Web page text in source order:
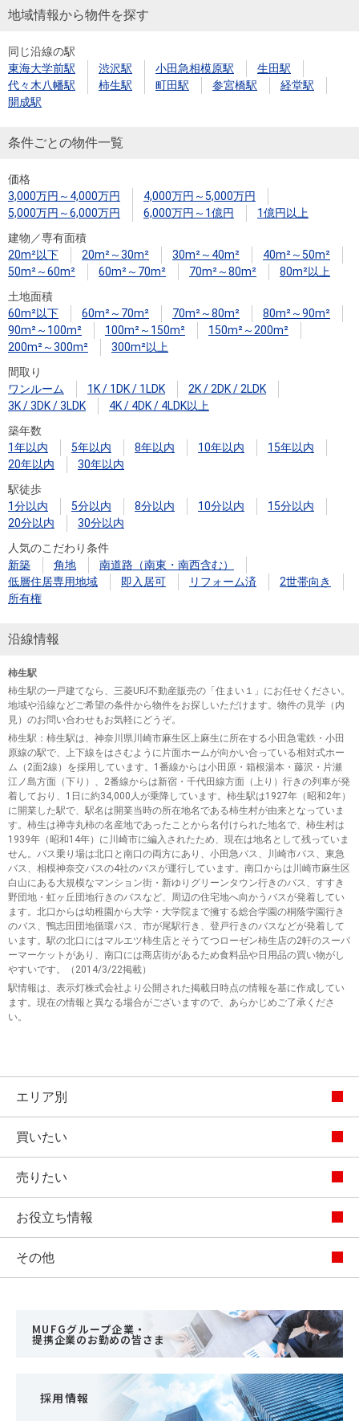
地域情報から物件を探す
同じ沿線の駅
東海大学前駅
渋沢駅 小田急相模原駅
生田駅
代々木八幡駅
柿生駅 町田駅 参宮橋駅
経堂駅
開成駅
条件ごとの物件一覧
価格
3,000万円～4,000万円
4,000万円～5,000万円
5,000万円～6,000万円
6,000万円～1億円
1億円以上
建物／専有面積
20m²以下
20m²～30m² 30m²～40m²
40m²～50m²
50m²～60m²
60m²～70m² 70m²～80m²
80m²以上
土地面積
60m²以下
60m²～70m² 70m²～80m²
80m²～90m²
90m²～100m²
100m²～150m²
150m²～200m²
200m²～300m²
300m²以上
間取り
ワンルーム
1K / 1DK / 1LDK
2K / 2DK / 2LDK
3K / 3DK / 3LDK
4K / 4DK / 4LDK以上
築年数
1年以内
5年以内 8年以内 10年以内
15年以内
20年以内
30年以内
駅徒歩
1分以内
5分以内 8分以内 10分以内
15分以内
20分以内
30分以内
人気のこだわり条件
新築
角地
南道路（南東・南西含む）
低層住居専用地域
即入居可 リフォーム済
2世帯向き
所有権
沿線情報
柿生駅
柿生駅の一戸建てなら、三菱UFJ不動産販売の「住まい１」にお任せください。
地域や沿線などご希望の条件から物件をお探しいただけます。物件の見学（内
見）のお問い合わせもお気軽にどうぞ。
柿生駅 ：柿生駅は、神奈川県川崎市麻生区上麻生に所在する小田急電鉄・小田
原線の駅で、上下線をはさむように片面ホームが向かい合っている相対式ホー
ム（2面2線）を採用しています。1番線からは小田原・箱根湯本・藤沢・片瀬
江ノ島方面（下り）、2番線からは新宿・千代田線方面（上り）行きの列車が発
着しており、1日に約34,000人が乗降しています。柿生駅は1927年（昭和2年）
に開業した駅で、駅名は開業当時の所在地名である柿生村が由来となっていま
す。柿生は禅寺丸柿の名産地であったことから名付けられた地名で、柿生村は
1939年（昭和14年）に川崎市に編入されたため、現在は地名として残っていま
せん。バス乗り場は北口と南口の両方にあり、小田急バス、川崎市バス、東急
バス、相模神奈交バスの4社のバスが運行しています。南口からは川崎市麻生区
白山にある大規模なマンション街・新ゆりグリーンタウン行きのバス、すすき
野団地・虹ヶ丘団地行きのバスなど、周辺の住宅地へ向かうバスが発着してい
ます。北口からは幼稚園から大学・大学院まで擁する総合学園の桐蔭学園行き
のバス、鴨志田団地循環バス、市が尾駅行き、登戸行きのバスなどが発着して
います。駅の北口にはマルエツ柿生店とそうてつローゼン柿生店の2軒のスーパ
ーマーケットがあり、南口には商店街があるため食料品や日用品の買い物がし
やすいです。（2014/3/22掲載）
駅情報は、表示灯株式会社より公開された掲載日時点の情報を基に作成してい
ます。現在の情報と異なる場合がございますので、あらかじめご了承くださ
い。
エリア別
買いたい
売りたい
お役立ち情報
その他
MUFGグループ企業・
提携企業のお勤めの皆さま
採用情報